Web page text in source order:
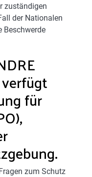
zuständigen
der Nationalen
Beschwerde
für
zum Schutz